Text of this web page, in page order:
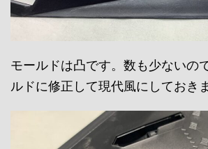
モールドは凸です。数も少ないの
ルドに修正して現代風にしておき